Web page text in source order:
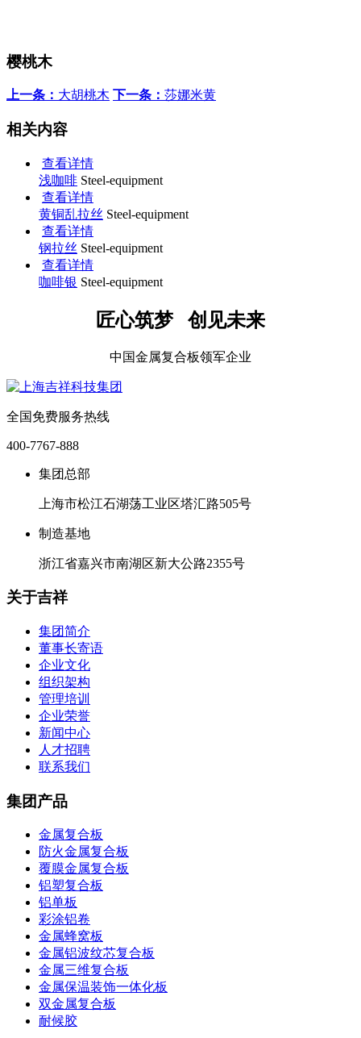
樱桃木
上一条： 大胡桃木 下一条： 莎娜米黄
相关内容
查看详情
浅咖啡 Steel-equipment
查看详情
黄铜乱拉丝 Steel-equipment
查看详情
钢拉丝 Steel-equipment
查看详情
咖啡银 Steel-equipment
匠心筑梦 创见未来
中国金属复合板领军企业
全国免费服务热线
400-7767-888
集团总部
上海市松江石湖荡工业区塔汇路505号
制造基地
浙江省嘉兴市南湖区新大公路2355号
关于吉祥
集团简介
董事长寄语
企业文化
组织架构
管理培训
企业荣誉
新闻中心
人才招聘
联系我们
集团产品
金属复合板
防火金属复合板
覆膜金属复合板
铝塑复合板
铝单板
彩涂铝卷
金属蜂窝板
金属铝波纹芯复合板
金属三维复合板
金属保温装饰一体化板
双金属复合板
耐候胶